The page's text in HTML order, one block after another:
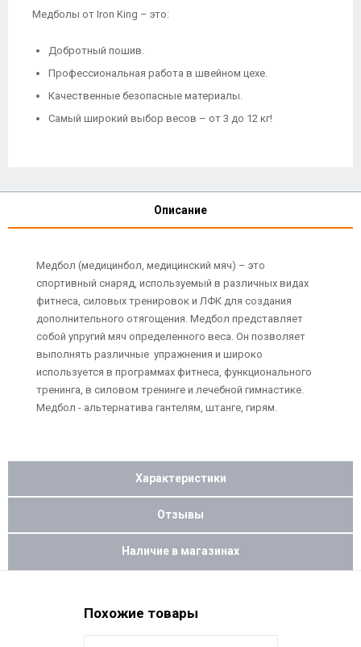
Медболы от Iron King – это:
Добротный пошив.
Профессиональная работа в швейном цехе.
Качественные безопасные материалы.
Самый широкий выбор весов – от 3 до 12 кг!
Описание
Медбол (медицинбол, медицинский мяч) – это
спортивный снаряд, используемый в различных видах
фитнеса, силовых тренировок и ЛФК для создания
дополнительного отягощения. Медбол представляет
собой упругий мяч определенного веса. Он позволяет
выполнять различные упражнения и широко
используется в программах фитнеса, функционального
тренинга, в силовом тренинге и лечебной гимнастике.
Медбол - альтернатива гантелям, штанге, гирям.
Характеристики
Отзывы
Наличие в магазинах
Похожие товары